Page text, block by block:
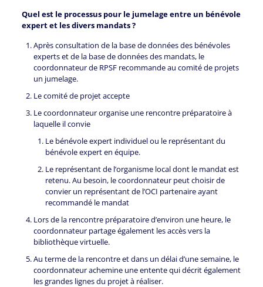
Quel est le processus pour le jumelage entre un bénévole
expert et les divers mandats ?
Après consultation de la base de données des bénévoles
experts et de la base de données des mandats, le
coordonnateur de RPSF recommande au comité de projets
un jumelage.
Le comité de projet accepte
Le coordonnateur organise une rencontre préparatoire à
laquelle il convie
Le bénévole expert individuel ou le représentant du
bénévole expert en équipe.
Le représentant de l’organisme local dont le mandat est
retenu. Au besoin, le coordonnateur peut choisir de
convier un représentant de l’OCI partenaire ayant
recommandé le mandat
Lors de la rencontre préparatoire d’environ une heure, le
coordonnateur partage également les accès vers la
bibliothèque virtuelle.
Au terme de la rencontre et dans un délai d’une semaine, le
coordonnateur achemine une entente qui décrit également
les grandes lignes du projet à réaliser.